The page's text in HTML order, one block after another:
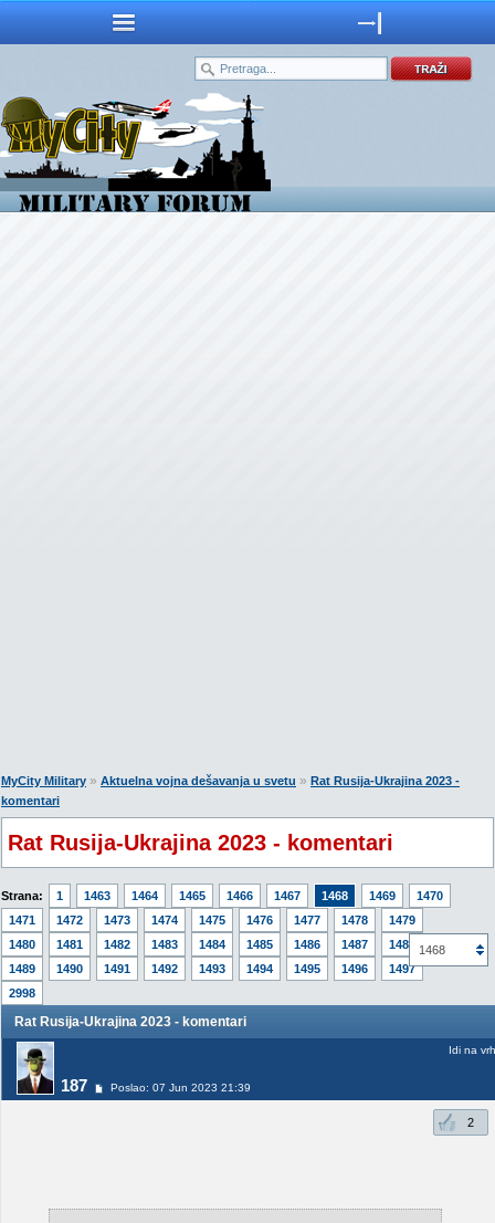
MyCity Military » Aktuelna vojna dešavanja u svetu » Rat Rusija-Ukrajina 2023 -
komentari
Rat Rusija-Ukrajina 2023 - komentari
Strana: 1 1463 1464 1465 1466 1467 1468 1469
1470
1471
1472 1473 1474 1475 1476 1477 1478
1479
1480
1481 1482 1483 1484 1485 1486 1487
1488
1489
1490 1491 1492 1493 1494 1495 1496
1497
2998
1468
Rat Rusija-Ukrajina 2023 - komentari
187 Poslao: 07 Jun 2023 21:39
Idi na vrh
2